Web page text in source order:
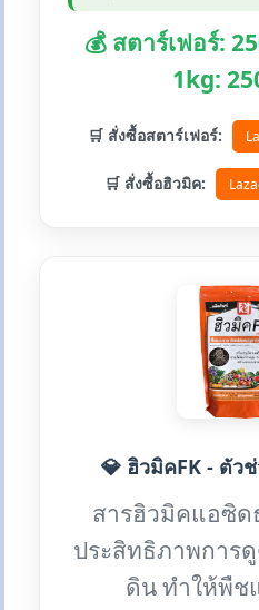
💰 สตาร์เฟอร์:
1kg:
🛒 สั่งซื้อสตาร์เฟอร์:
🛒 สั่งซื้อฮิวมิค:
💎 ฮิวมิคFK - ตัว
สารฮิวมิคแอซิด
ประสิทธิภาพการ
ดิน ทำให้พืช